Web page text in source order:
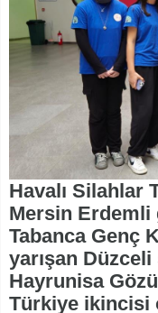
Havalı Silahlar
Mersin Erdemli
Tabanca Genç
yarışan
Hayrunisa
Türkiye ikincisi